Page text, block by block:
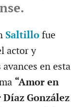
Saltillo fue
actor y
en esta
“Amor en
González